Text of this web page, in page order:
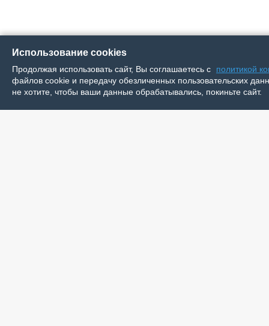
Использование cookies
Продолжая использовать сайт, Вы соглашаетесь с
политикой
файлов cookie и передачу обезличенных пользовательских
не хотите, чтобы ваши данные обрабатывались, покиньте сайт.